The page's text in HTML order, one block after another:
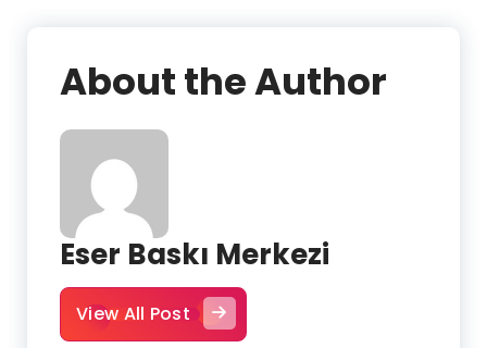
About the Author
Eser Baskı Merkezi
View All Post